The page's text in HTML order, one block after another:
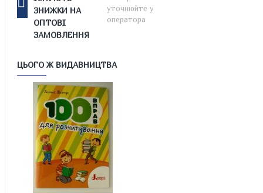
ЗНИЖКИ НА
ОПТОВІ
ЗАМОВЛЕННЯ
уточнюйте у
оператора
ЦЬОГО Ж ВИДАВНИЦТВА